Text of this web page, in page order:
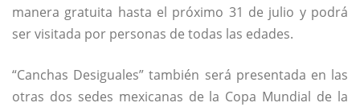
manera gratuita hasta el próximo 31 de julio y podrá
ser visitada por personas de todas las edades.
“Canchas Desiguales” también será presentada en las
otras dos sedes mexicanas de la Copa Mundial de la